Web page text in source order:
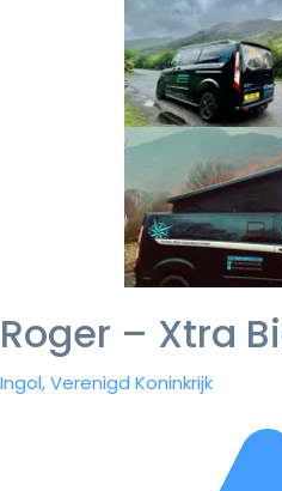
Roger – Xtra
Ingol, Verenigd Koninkrijk